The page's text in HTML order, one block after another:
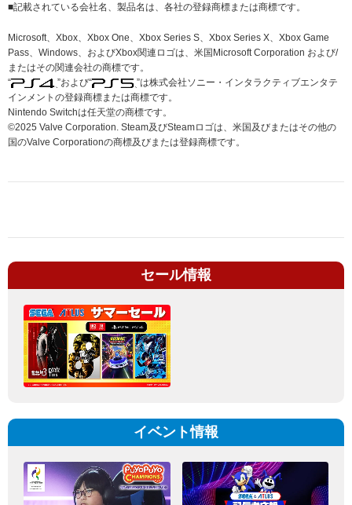
■記載されている会社名、製品名は、各社の登録商標または商標です。
Microsoft、Xbox、Xbox One、Xbox Series S、Xbox Series X、Xbox Game
Pass、Windows、およびXbox関連ロゴは、米国Microsoft Corporation および/
またはその関連会社の商標です。
“
”および“
”は株式会社ソニー・インタラクティブエンタテ
インメントの登録商標または商標です。
Nintendo Switchは任天堂の商標です。
©2025 Valve Corporation. Steam及びSteamロゴは、米国及びまたはその他の
国のValve Corporationの商標及びまたは登録商標です。
セール情報
イベント情報